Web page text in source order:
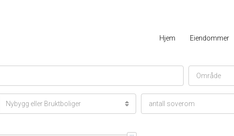
Hjem Eiendommer
Område
Nybygg eller Bruktboliger antall soverom